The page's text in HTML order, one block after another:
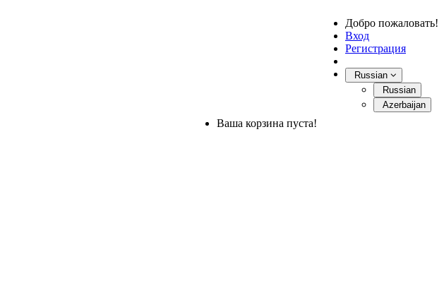
Добро пожаловать!
Вход
Регистрация
Russian
Russian
Azerbaijan
Ваша корзина пуста!